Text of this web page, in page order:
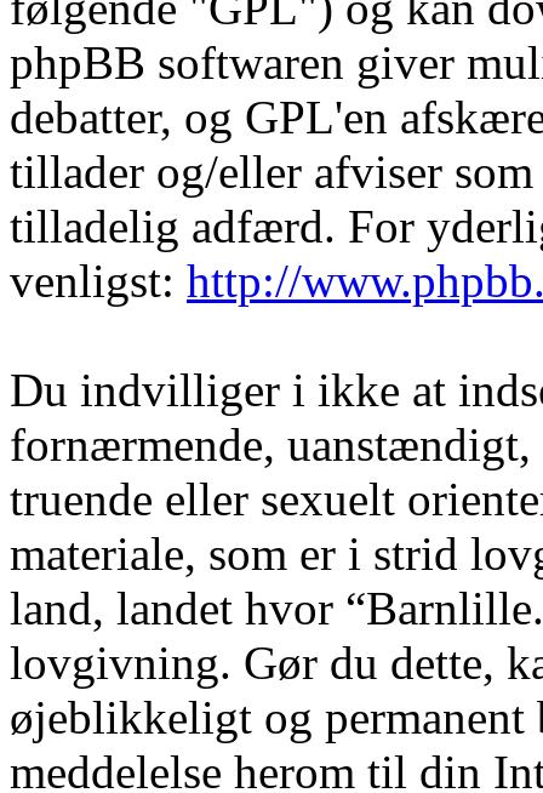
phpBB softwaren giver
debatter, og GPL'en
tillader og/eller afviser
tilladelig adfærd. For
venligst: http://
Du indvilliger i ikke at
fornærmende,
truende eller sexuelt
materiale, som er i strid
land, landet hvor
lovgivning. Gør du dette,
øjeblikkeligt og
meddelelse herom til din